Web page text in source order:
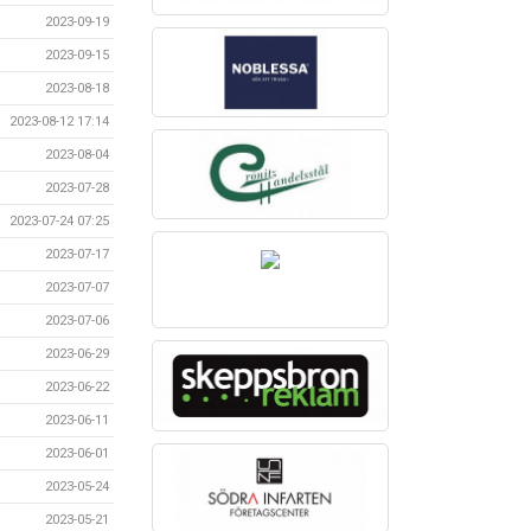
2023-09-19
2023-09-15
2023-08-18
2023-08-12 17:14
2023-08-04
2023-07-28
2023-07-24 07:25
2023-07-17
2023-07-07
2023-07-06
2023-06-29
2023-06-22
2023-06-11
2023-06-01
2023-05-24
2023-05-21